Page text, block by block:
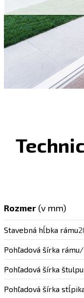
Rozmer (v mm)
Stavebná hĺbka rámu
Pohľadová šírka
Pohľadová šírka
Pohľadová šírka